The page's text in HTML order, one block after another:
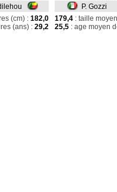
P. Gozzi
(cm) : 182,0
(ans) : 29,2
179,4 : taille
25,5 : age moyen